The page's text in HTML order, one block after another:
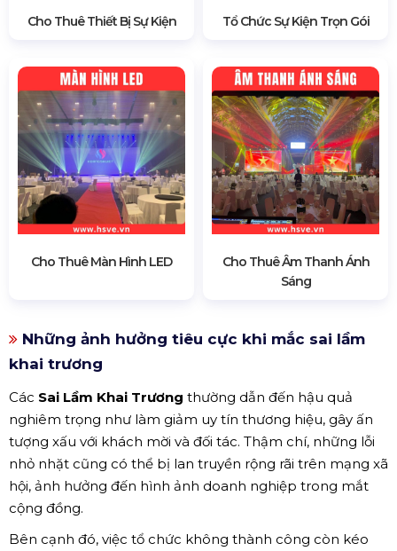
Cho Thuê Thiết Bị Sự Kiện Tổ Chức Sự Kiện Trọn Gói
Cho Thuê Màn Hình LED
Cho Thuê Âm Thanh Ánh
Sáng
Những ảnh hưởng tiêu cực khi mắc sai lầm
khai trương
Các Sai Lầm Khai Trương thường dẫn đến hậu quả
nghiêm trọng như làm giảm uy tín thương hiệu, gây ấn
tượng xấu với khách mời và đối tác. Thậm chí, những lỗi
nhỏ nhặt cũng có thể bị lan truyền rộng rãi trên mạng xã
hội, ảnh hưởng đến hình ảnh doanh nghiệp trong mắt
cộng đồng.
Bên cạnh đó, việc tổ chức không thành công còn kéo